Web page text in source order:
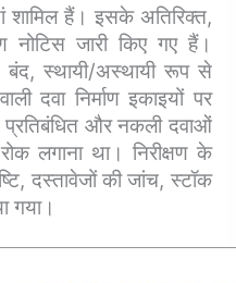
शामिल हैं। इसके अतिरिक्त,
नोटिस जारी किए गए हैं।
बंद, स्थायी/अस्थायी रूप से
दवा निर्माण इकाइयों पर
और नकली दवाओं
लगाना था। निरीक्षण के
दस्तावेजों की जांच, स्टॉक
गया।